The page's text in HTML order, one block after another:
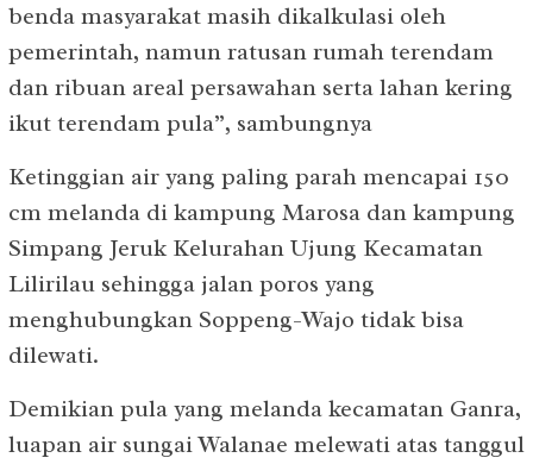
benda masyarakat masih dikalkulasi oleh
pemerintah, namun ratusan rumah terendam
dan ribuan areal persawahan serta lahan kering
ikut terendam pula”, sambungnya
Ketinggian air yang paling parah mencapai 150
cm melanda di kampung Marosa dan kampung
Simpang Jeruk Kelurahan Ujung Kecamatan
Lilirilau sehingga jalan poros yang
menghubungkan Soppeng-Wajo tidak bisa
dilewati.
Demikian pula yang melanda kecamatan Ganra,
luapan air sungai Walanae melewati atas tanggul